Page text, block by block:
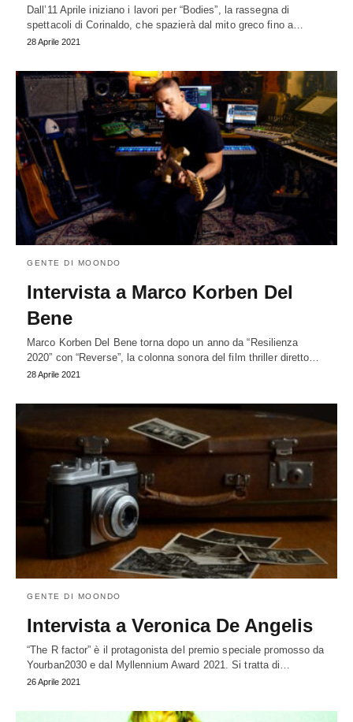
Dall’11 Aprile iniziano i lavori per “Bodies”, la rassegna di
spettacoli di Corinaldo, che spazierà dal mito greco fino a…
28 Aprile 2021
GENTE DI MOONDO
Intervista a Marco Korben Del
Bene
Marco Korben Del Bene torna dopo un anno da “Resilienza
2020” con “Reverse”, la colonna sonora del film thriller diretto…
28 Aprile 2021
GENTE DI MOONDO
Intervista a Veronica De Angelis
“The R factor” è il protagonista del premio speciale promosso da
Yourban2030 e dal Myllennium Award 2021. Si tratta di…
26 Aprile 2021